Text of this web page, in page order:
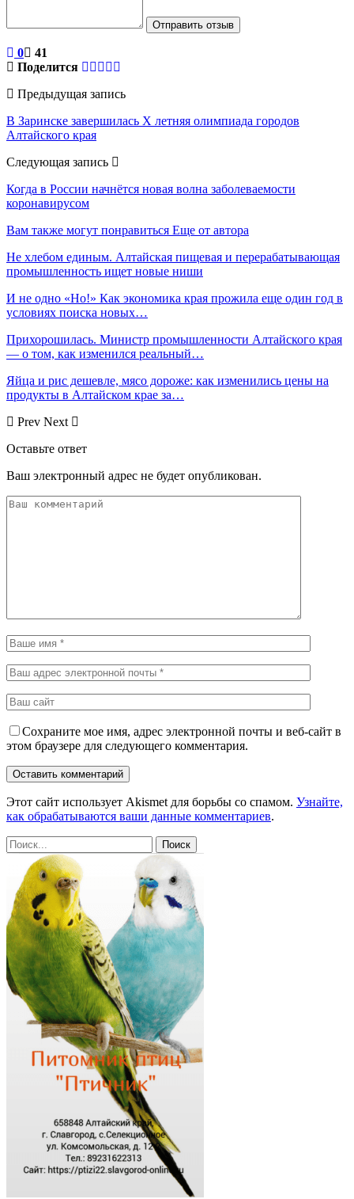
Отправить отзыв
0
41
Поделится
Предыдущая запись
В Заринске завершилась X летняя олимпиада городов
Алтайского края
Следующая запись
Когда в России начнётся новая волна заболеваемости
коронавирусом
Вам также могут понравиться Еще от автора
Не хлебом единым. Алтайская пищевая и перерабатывающая
промышленность ищет новые ниши
И не одно «Но!» Как экономика края прожила еще один год в
условиях поиска новых…
Прихорошилась. Министр промышленности Алтайского края
— о том, как изменился реальный…
Яйца и рис дешевле, мясо дороже: как изменились цены на
продукты в Алтайском крае за…
Prev Next
Оставьте ответ
Ваш электронный адрес не будет опубликован.
Сохраните мое имя, адрес электронной почты и веб-сайт в
этом браузере для следующего комментария.
Этот сайт использует Akismet для борьбы со спамом. Узнайте,
как обрабатываются ваши данные комментариев.